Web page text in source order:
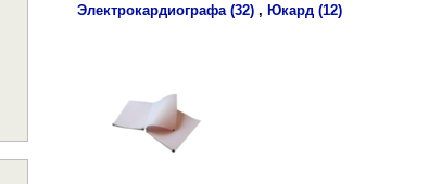
Электрокардиографа (32) , Юкард (12)